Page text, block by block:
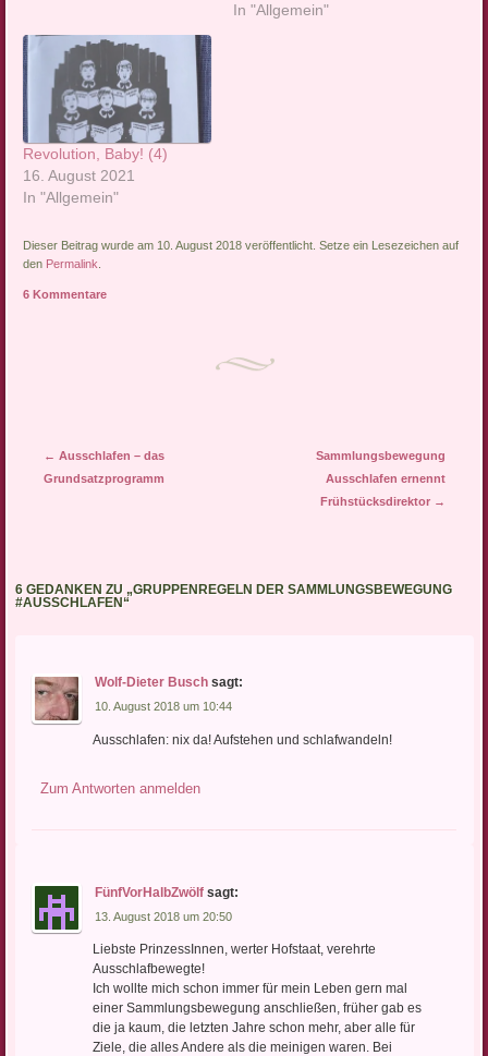
In "Allgemein"
Revolution, Baby! (4)
16. August 2021
In "Allgemein"
Dieser Beitrag wurde am 10. August 2018 veröffentlicht. Setze ein Lesezeichen auf
den Permalink
6 Kommentare
Artikel-Navigation
← Ausschlafen – das
Grundsatzprogramm
Sammlungsbewegung
Ausschlafen ernennt
Frühstücksdirektor →
6 GEDANKEN ZU „GRUPPENREGELN DER SAMMLUNGSBEWEGUNG
#AUSSCHLAFEN“
Wolf-Dieter Busch sagt:
10. August 2018 um 10:44
Ausschlafen: nix da! Aufstehen und schlafwandeln!
Zum Antworten anmelden
FünfVorHalbZwölf sagt:
13. August 2018 um 20:50
Liebste PrinzessInnen, werter Hofstaat, verehrte
Ausschlafbewegte!
Ich wollte mich schon immer für mein Leben gern mal
einer Sammlungsbewegung anschließen, früher gab es
die ja kaum, die letzten Jahre schon mehr, aber alle für
Ziele, die alles Andere als die meinigen waren. Bei